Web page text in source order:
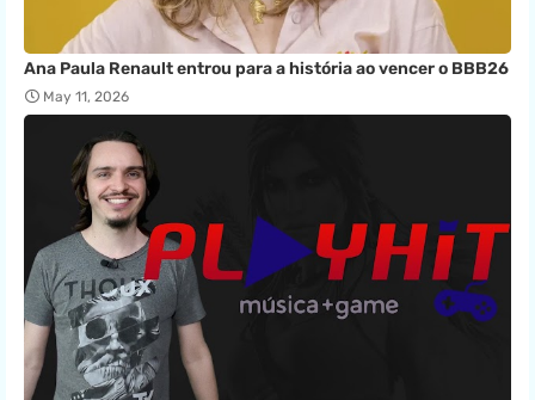
Ana Paula Renault entrou para a história ao vencer o BBB26
May 11, 2026